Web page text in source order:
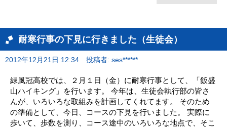
耐寒行事の下見に行きました（生徒会）
2012年12月21日 12:34 投稿者: ses******
緑風冠高校では、２月１日（金）に耐寒行事として、「飯盛
山ハイキング」を行います。 今年は、生徒会執行部の皆さ
んが、いろいろな取組みを計画してくれてます。 そのため
の準備として、今日、コースの下見を行いました。 実際に
歩いて、歩数を測り、コース途中のいろいろな地点で、そこ